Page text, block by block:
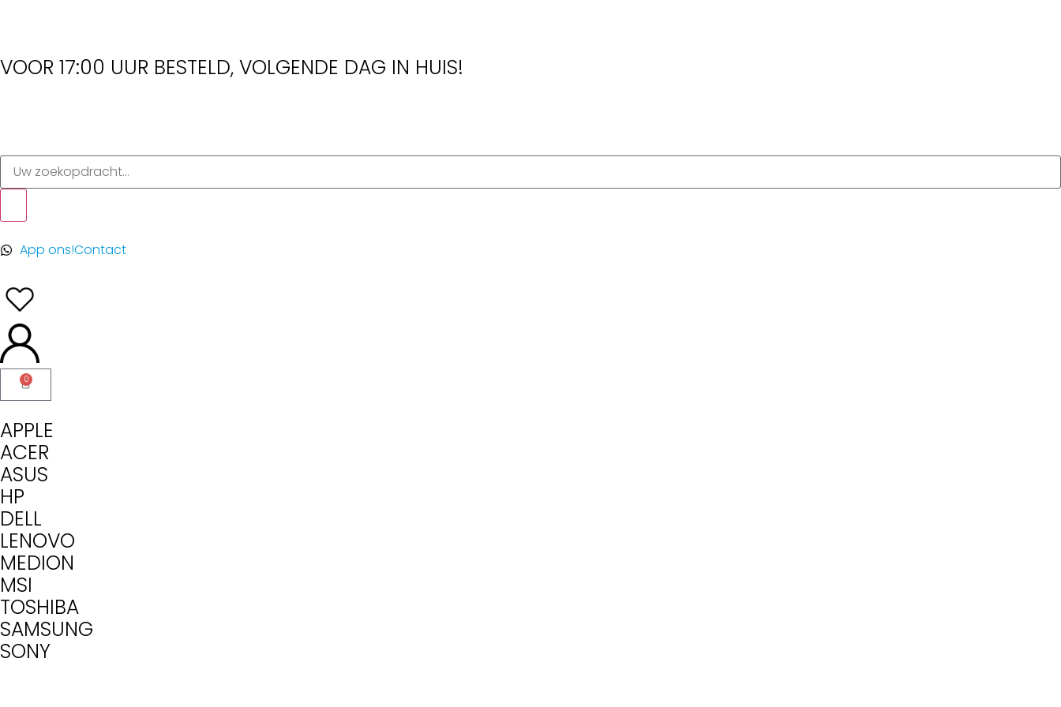
VOOR 17:00 UUR BESTELD, VOLGENDE DAG IN HUIS!
App ons!Contact
0
APPLE
ACER
ASUS
HP
DELL
LENOVO
MEDION
MSI
TOSHIBA
SAMSUNG
SONY